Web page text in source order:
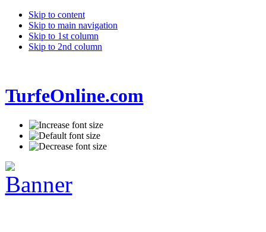
Skip to content
Skip to main navigation
Skip to 1st column
Skip to 2nd column
TurfeOnline.com